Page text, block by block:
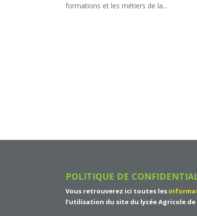
formations et les métiers de la...
POLITIQUE DE
Vous retrouverez ici toutes les
l’utilisation du site du lycée Agricole